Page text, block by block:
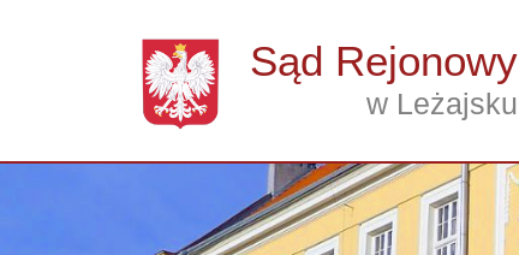
Sąd Rejonowy
w Leżajsku